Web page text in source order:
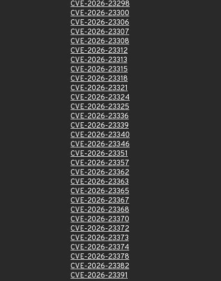
CVE-2026-23298
CVE-2026-23300
CVE-2026-23306
CVE-2026-23307
CVE-2026-23308
CVE-2026-23312
CVE-2026-23313
CVE-2026-23315
CVE-2026-23318
CVE-2026-23321
CVE-2026-23324
CVE-2026-23325
CVE-2026-23336
CVE-2026-23339
CVE-2026-23340
CVE-2026-23346
CVE-2026-23351
CVE-2026-23357
CVE-2026-23362
CVE-2026-23363
CVE-2026-23365
CVE-2026-23367
CVE-2026-23368
CVE-2026-23370
CVE-2026-23372
CVE-2026-23373
CVE-2026-23374
CVE-2026-23378
CVE-2026-23382
CVE-2026-23391